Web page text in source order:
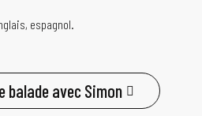
espagnol.
balade avec Simon